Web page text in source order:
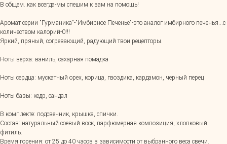
В общем..как всегда-мы спешим к вам на помощь!
Аромат серии "Гурманика"-"Имбирное Печенье"-это аналог имбирного печенья...с
количеством калорий-0!!!
Яркий, пряный, согревающий, радующий твои рецепторы.
Ноты верха: ваниль, сахарная помадка
Ноты сердца: мускатный орех, корица, гвоздика, кардамон, черный перец
Ноты базы: кедр, сандал
В комплекте: подсвечник, крышка, спички.
Состав: натуральный соевый воск, парфюмерная композиция, хлопковый
фитиль.
Время горения: от 25 до 40 часов в зависимости от выбранного веса свечи.